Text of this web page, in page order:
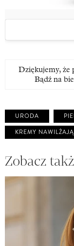
Dziękujemy, że
Bądź na
URODA
KREMY
Zobacz